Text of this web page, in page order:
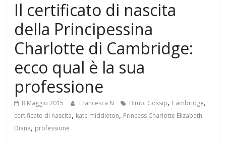
Mondo
Il certificato di nascita
della Principessina
Charlotte di Cambridge:
ecco qual è la sua
professione
8 Maggio 2015 Francesca N Bimbi Gossip, Cambridge,
certificato di nascita, kate middleton, Princess Charlotte Elizabeth
Diana, professione